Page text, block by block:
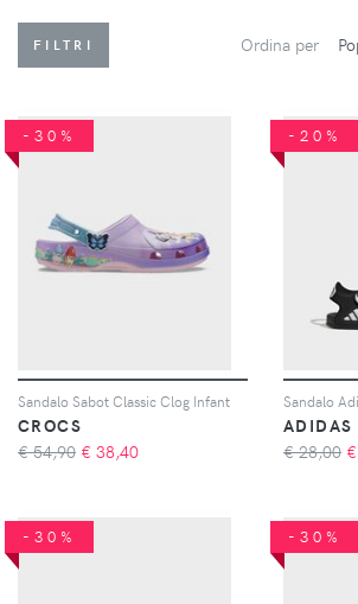
FILTRI Ordina per
-30%
Sandalo Sabot Classic Clog Infant
CROCS
€ 54,90 € 38,40
-20%
Sandalo
ADIDAS
€ 28,00 €
-30% -30%